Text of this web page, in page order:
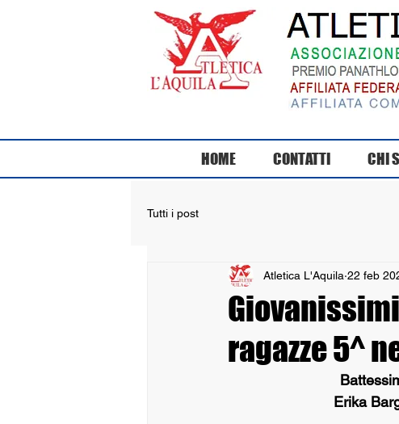
HOME CONTATTI CHI
Tutti i post
ragazze 5^
Atletica L'Aquila 22 feb
Erika